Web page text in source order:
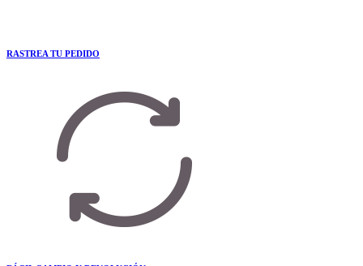
RASTREA TU PEDIDO